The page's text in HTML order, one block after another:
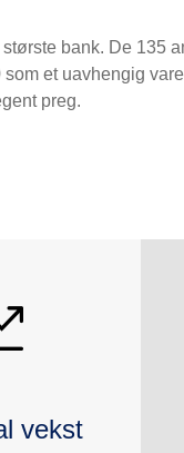
bank. De 135
et uavhengig
preg.
vekst